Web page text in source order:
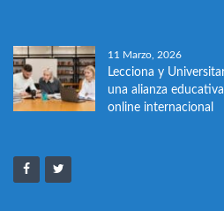
11 Marzo, 2026
Lecciona y
una alianza
online internacional